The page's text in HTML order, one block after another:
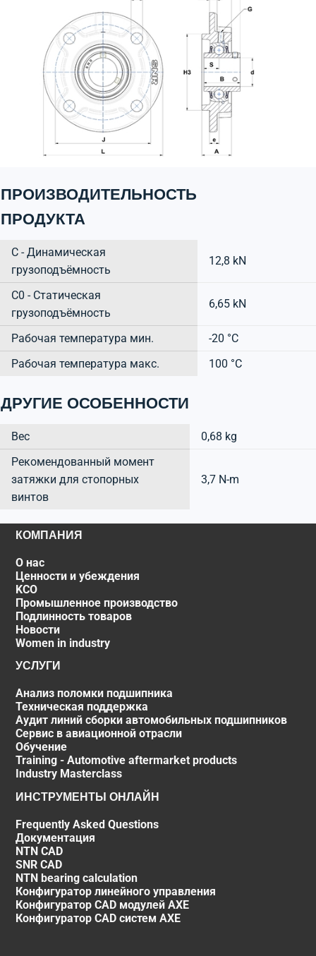
ПРОИЗВОДИТЕЛЬНОСТЬ
ПРОДУКТА
C - Динамическая
грузоподъёмность
12,8 kN
C0 - Статическая
грузоподъёмность
6,65 kN
Рабочая температура мин.
-20 °C
Рабочая температура макс.
100 °C
ДРУГИЕ ОСОБЕННОСТИ
Вес
0,68 kg
Рекомендованный момент
затяжки для стопорных
винтов
3,7 N-m
КОМПАНИЯ
О нас
Ценности и убеждения
KCO
Промышленное производство
Подлинность товаров
Новости
Women in industry
УСЛУГИ
Анализ поломки подшипника
Техническая поддержка
Аудит линий сборки автомобильных подшипников
Сервис в авиационной отрасли
Обучение
Training - Automotive aftermarket products
Industry Masterclass
ИНСТРУМЕНТЫ ОНЛАЙН
Frequently Asked Questions
Документация
NTN CAD
SNR CAD
NTN bearing calculation
Конфигуратор линейного управления
Конфигуратор CAD модулей AXE
Конфигуратор CAD систем AXE